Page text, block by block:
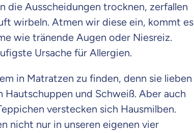
die Ausscheidungen trocknen, zerfallen
wirbeln. Atmen wir diese ein, kommt es
wie tränende Augen oder Niesreiz.
Ursache für Allergien.
in Matratzen zu finden, denn sie lieben
und Schweiß. Aber auch
verstecken sich Hausmilben.
nicht nur in unseren eigenen vier